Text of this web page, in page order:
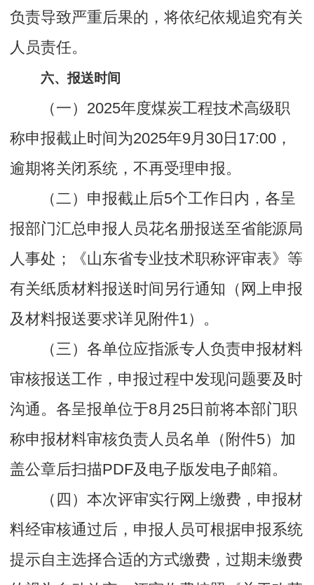
负责导致严重后果的，将依纪依规追究有关
人员责任。
六、报送时间
（一）2025年度煤炭工程技术高级职
称申报截止时间为2025年9月30日17:00，
逾期将关闭系统，不再受理申报。
（二）申报截止后5个工作日内，各呈
报部门汇总申报人员花名册报送至省能源局
人事处；《山东省专业技术职称评审表》等
有关纸质材料报送时间另行通知（网上申报
及材料报送要求详见附件1）。
（三）各单位应指派专人负责申报材料
审核报送工作，申报过程中发现问题要及时
沟通。各呈报单位于8月25日前将本部门职
称申报材料审核负责人员名单（附件5）加
盖公章后扫描PDF及电子版发电子邮箱。
（四）本次评审实行网上缴费，申报材
料经审核通过后，申报人员可根据申报系统
提示自主选择合适的方式缴费，过期未缴费